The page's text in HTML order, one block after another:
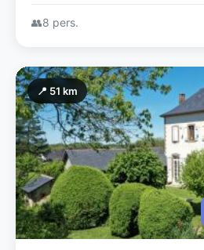
👥8 pers.
📍 51 km